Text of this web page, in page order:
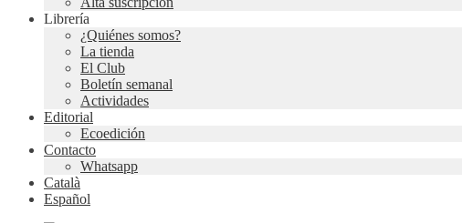
Librería
¿Quiénes somos?
La tienda
El Club
Boletín semanal
Actividades
Editorial
Ecoedición
Contacto
Whatsapp
Català
Español